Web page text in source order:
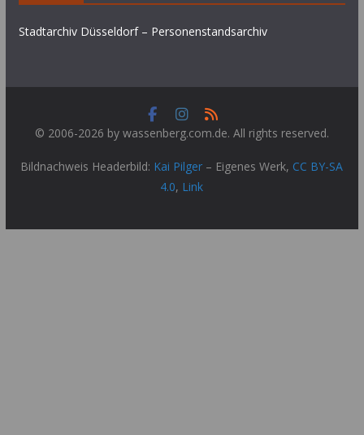
Stadtarchiv Düsseldorf – Personenstandsarchiv
© 2006-2026 by wassenberg.com.de. All rights reserved.
Bildnachweis Headerbild: Kai Pilger – Eigenes Werk, CC BY-SA
4.0, Link